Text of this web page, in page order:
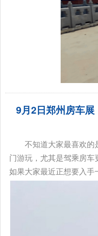
9月2日郑州房车
不知道大家最喜欢
门游玩，尤其是驾乘房
如果大家最近正想要入